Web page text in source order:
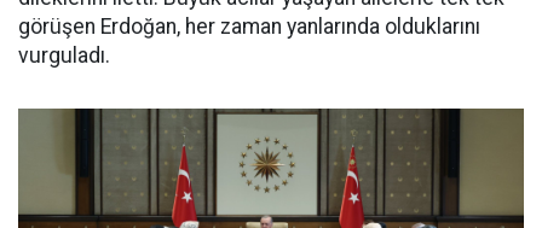
görüşen Erdoğan, her zaman yanlarında olduklarını
vurguladı.